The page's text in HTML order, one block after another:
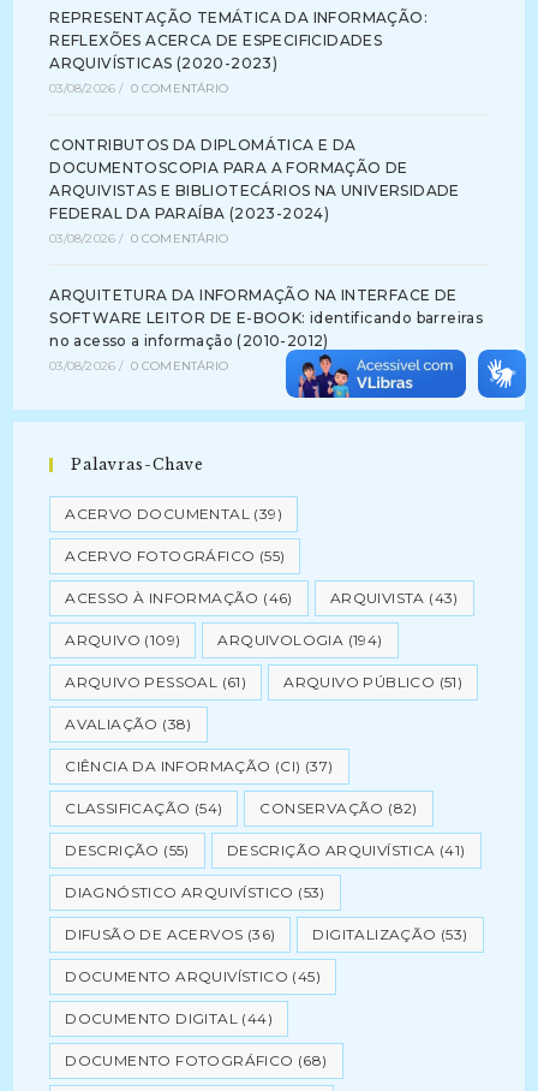
REPRESENTAÇÃO TEMÁTICA DA INFORMAÇÃO:
REFLEXÕES ACERCA DE ESPECIFICIDADES
ARQUIVÍSTICAS (2020-2023)
03/08/2026 / 0 COMENTÁRIO
CONTRIBUTOS DA DIPLOMÁTICA E DA
DOCUMENTOSCOPIA PARA A FORMAÇÃO DE
ARQUIVISTAS E BIBLIOTECÁRIOS NA UNIVERSIDADE
FEDERAL DA PARAÍBA (2023-2024)
03/08/2026 / 0 COMENTÁRIO
ARQUITETURA DA INFORMAÇÃO NA INTERFACE DE
SOFTWARE LEITOR DE E-BOOK: identificando barreiras
no acesso a informação (2010-2012)
03/08/2026 / 0 COMENTÁRIO
Palavras-Chave
ACERVO DOCUMENTAL (39)
ACERVO FOTOGRÁFICO (55)
ACESSO À INFORMAÇÃO (46) ARQUIVISTA (43)
ARQUIVO (109) ARQUIVOLOGIA (194)
ARQUIVO PESSOAL (61) ARQUIVO PÚBLICO (51)
AVALIAÇÃO (38)
CIÊNCIA DA INFORMAÇÃO (CI) (37)
CLASSIFICAÇÃO (54) CONSERVAÇÃO (82)
DESCRIÇÃO (55) DESCRIÇÃO ARQUIVÍSTICA (41)
DIAGNÓSTICO ARQUIVÍSTICO (53)
DIFUSÃO DE ACERVOS (36) DIGITALIZAÇÃO (53)
DOCUMENTO ARQUIVÍSTICO (45)
DOCUMENTO DIGITAL (44)
DOCUMENTO FOTOGRÁFICO (68)